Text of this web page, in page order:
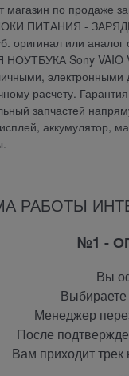
по продаже
ПИТАНИЯ -
оригинал или
Sony VAIO
электронными
расчету.
запчастей
аккумулятор,
РАБОТЫ
№1 -
Вы
Менеджер
После
Вам приходит